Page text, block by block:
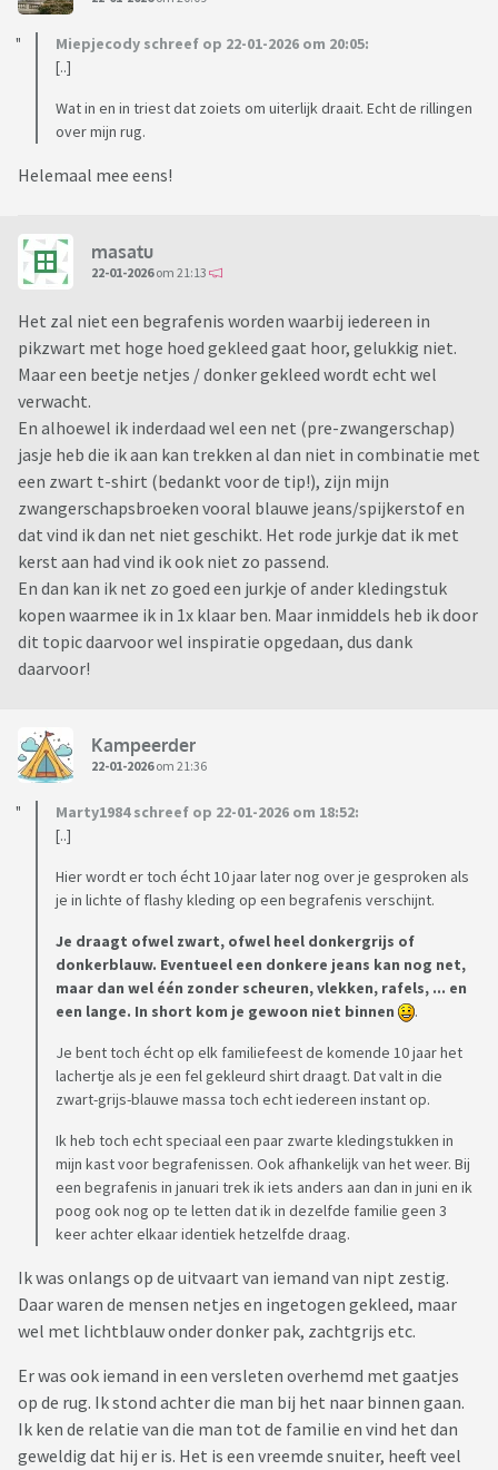
Miepjecody schreef op 22-01-2026 om 20:05:
[..]
Wat in en in triest dat zoiets om uiterlijk draait. Echt de rillingen
over mijn rug.
Helemaal mee eens!
masatu
22-01-2026om 21:13
Het zal niet een begrafenis worden waarbij iedereen in
pikzwart met hoge hoed gekleed gaat hoor, gelukkig niet.
Maar een beetje netjes / donker gekleed wordt echt wel
verwacht.
En alhoewel ik inderdaad wel een net (pre-zwangerschap)
jasje heb die ik aan kan trekken al dan niet in combinatie met
een zwart t-shirt (bedankt voor de tip!), zijn mijn
zwangerschapsbroeken vooral blauwe jeans/spijkerstof en
dat vind ik dan net niet geschikt. Het rode jurkje dat ik met
kerst aan had vind ik ook niet zo passend.
En dan kan ik net zo goed een jurkje of ander kledingstuk
kopen waarmee ik in 1x klaar ben. Maar inmiddels heb ik door
dit topic daarvoor wel inspiratie opgedaan, dus dank
daarvoor!
Kampeerder
22-01-2026om 21:36
Marty1984 schreef op 22-01-2026 om 18:52:
[..]
Hier wordt er toch écht 10 jaar later nog over je gesproken als
je in lichte of flashy kleding op een begrafenis verschijnt.
Je draagt ofwel zwart, ofwel heel donkergrijs of
donkerblauw. Eventueel een donkere jeans kan nog net,
maar dan wel één zonder scheuren, vlekken, rafels, ... en
een lange. In short kom je gewoon niet binnen
.
Je bent toch écht op elk familiefeest de komende 10 jaar het
lachertje als je een fel gekleurd shirt draagt. Dat valt in die
zwart-grijs-blauwe massa toch echt iedereen instant op.
Ik heb toch echt speciaal een paar zwarte kledingstukken in
mijn kast voor begrafenissen. Ook afhankelijk van het weer. Bij
een begrafenis in januari trek ik iets anders aan dan in juni en ik
poog ook nog op te letten dat ik in dezelfde familie geen 3
keer achter elkaar identiek hetzelfde draag.
Ik was onlangs op de uitvaart van iemand van nipt zestig.
Daar waren de mensen netjes en ingetogen gekleed, maar
wel met lichtblauw onder donker pak, zachtgrijs etc.
Er was ook iemand in een versleten overhemd met gaatjes
op de rug. Ik stond achter die man bij het naar binnen gaan.
Ik ken de relatie van die man tot de familie en vind het dan
geweldig dat hij er is. Het is een vreemde snuiter, heeft veel